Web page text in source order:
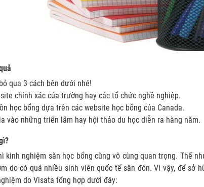
qua 3 cách bên dưới nhé!
chính xác của trường hay các tổ chức nghề nghiệp.
học bổng dựa trên các website học bổng của Canada.
vào những triển lãm hay hội thảo du học diễn ra hàng năm.
kinh nghiệm săn học bổng cũng vô cùng quan trọng. Thế
do có quá nhiều sinh viên quốc tế săn đón. Vì vậy, để sở
do Visata tổng hợp dưới đây: